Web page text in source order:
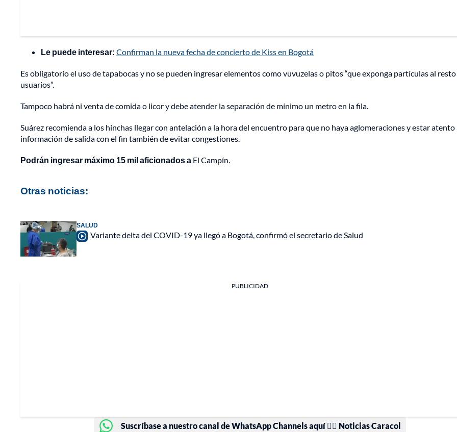
Le puede interesar: Confirman la nueva fecha de concierto de Kiss en Bogotá
Es obligatorio el uso de tapabocas y no se pueden ingresar elementos como vuvuzelas o pitos “que exponga partículas al
usuarios”.
Tampoco habrá ni venta de comida o licor y debe atender la separación de mínimo un metro en la fila.
Suárez recomienda a los hinchas llegar con antelación a la hora del encuentro para que no haya aglomeraciones y estar atento
información de salida con el fin también de evitar congestiones.
Podrán ingresar máximo 15 mil aficionados a El Campín.
Otras noticias:
SALUD
Variante delta del COVID-19 ya llegó a Bogotá, confirmó el secretario de Salud
PUBLICIDAD
Suscríbase a nuestro canal de WhatsApp Channels aquí 👉🏻 Noticias Caracol